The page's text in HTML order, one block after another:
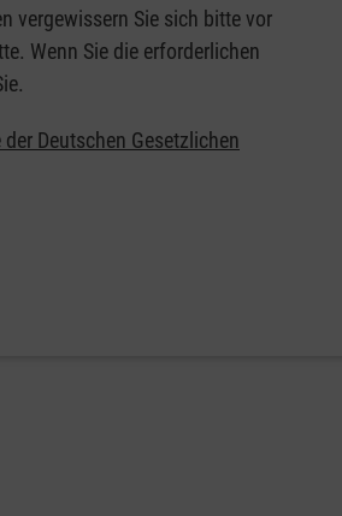
vergewissern Sie sich bitte vor
Wenn Sie die erforderlichen
Deutschen Gesetzlichen